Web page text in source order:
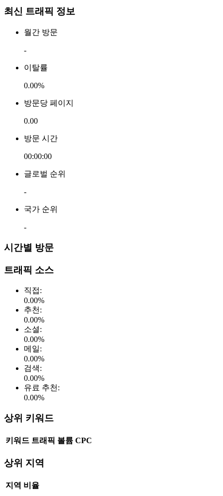
최신 트래픽 정보
월간 방문
-
이탈률
0.00%
방문당 페이지
0.00
방문 시간
00:00:00
글로벌 순위
-
국가 순위
-
시간별 방문
트래픽 소스
직접:
0.00%
추천 :
0.00%
소셜:
0.00%
메일:
0.00%
검색:
0.00%
유료 추천 :
0.00%
상위 키워드
키워드 트래픽 볼륨 CPC
상위 지역
지역 비율